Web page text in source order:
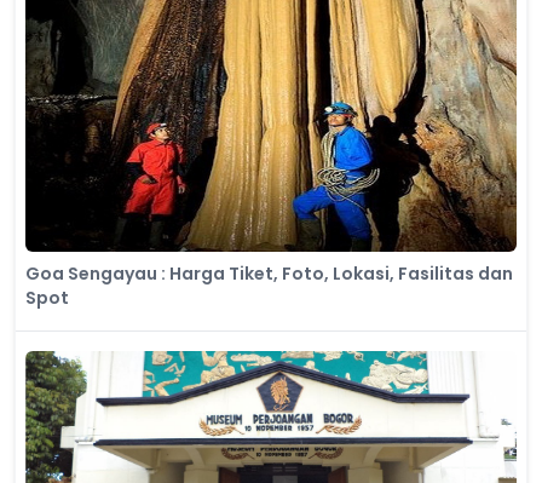
Goa Sengayau : Harga Tiket, Foto, Lokasi, Fasilitas dan
Spot